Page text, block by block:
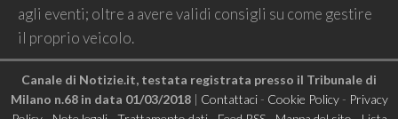
agli eventi; oltre a avere validi consigli su come gestire
il proprio veicolo.
Canale di Notizie.it, testata registrata presso il Tribunale di
Milano n.68 in data 01/03/2018| Contattaci- Cookie Policy- Privacy